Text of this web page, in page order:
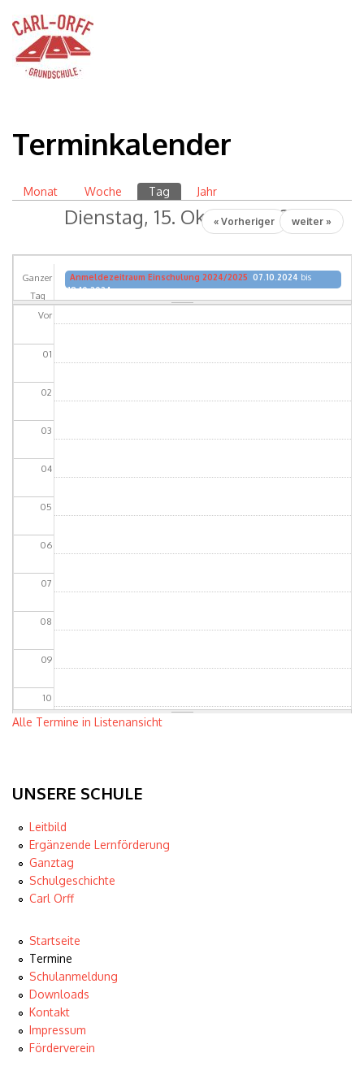
Terminkalender
Primäre Reiter
Monat Woche Tag (aktiver Reiter)
Jahr
Dienstag, 15. Oktober 2024
« Vorheriger weiter »
Ganzer
Tag
Anmeldezeitraum Einschulung 2024/2025 07.10.2024 bis
18.10.2024
Vor
01
02
03
04
05
06
07
08
09
10
14
15
17
19
Alle Termine in Listenansicht
UNSERE SCHULE
Leitbild
Ergänzende Lernförderung
Ganztag
Schulgeschichte
Carl Orff
Startseite
Termine
Schulanmeldung
Downloads
Kontakt
Impressum
Förderverein